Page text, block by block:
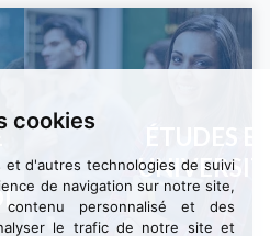
cookies
et d'autres technologies de suivi
de navigation sur notre site,
personnalisé et des
le trafic de notre site et